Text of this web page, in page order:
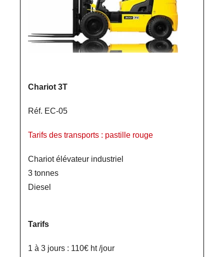
Chariot 3T
Réf. EC-05
Tarifs des transports : pastille rouge
Chariot élévateur industriel
3 tonnes
Diesel
Tarifs
1 à 3 jours : 110€ ht /jour